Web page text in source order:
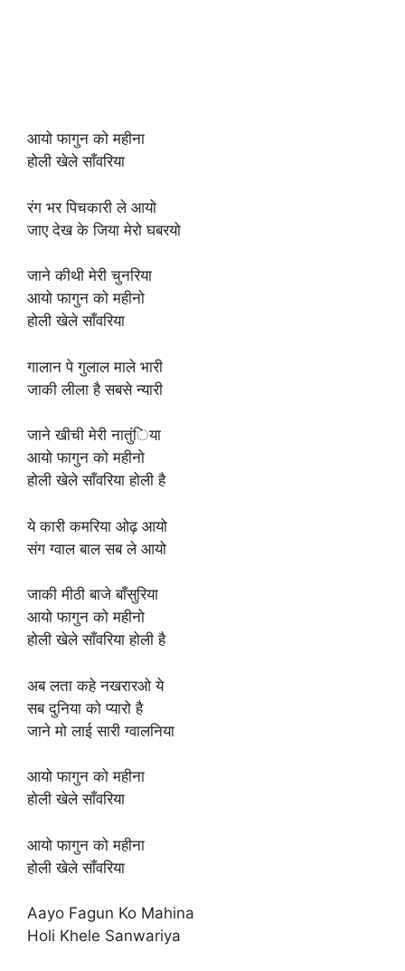
आयो फागुन को महीना
होली खेले साँवरिया
रंग भर पिचकारी ले आयो
जाए देख के जिया मेरो घबरयो
जाने कीथी मेरी चुनरिया
आयो फागुन को महीनो
होली खेले साँवरिया
गालान पे गुलाल माले भारी
जाकी लीला है सबसे न्यारी
जाने खीची मेरी नातुंिया
आयो फागुन को महीनो
होली खेले साँवरिया होली है
ये कारी कमरिया ओढ़ आयो
संग ग्वाल बाल सब ले आयो
जाकी मीठी बाजे बाँसुरिया
आयो फागुन को महीनो
होली खेले साँवरिया होली है
अब लता कहे नखरारओ ये
सब दुनिया को प्यारो है
जाने मो लाई सारी ग्वालनिया
आयो फागुन को महीना
होली खेले साँवरिया
आयो फागुन को महीना
होली खेले साँवरिया
Aayo Fagun Ko Mahina
Holi Khele Sanwariya